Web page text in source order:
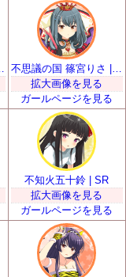
不思議の国 篠宮りさ | SR
拡大画像を見る
ガールページを見る
不知火五十鈴 | SR
拡大画像を見る
ガールページを見る